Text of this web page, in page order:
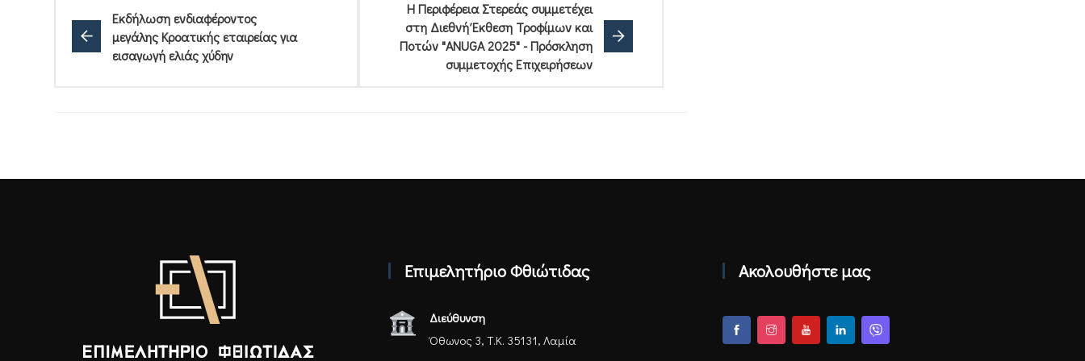
Εκδήλωση ενδιαφέροντος
μεγάλης Κροατικής εταιρείας για
εισαγωγή ελιάς χύδην
Η Περιφέρεια Στερεάς συμμετέχει
στη Διεθνή Έκθεση Τροφίμων και
Ποτών "ANUGA 2025" - Πρόσκληση
συμμετοχής Επιχειρήσεων
Επιμελητήριο Φθιώτιδας
Διεύθυνση
Όθωνος 3, Τ.Κ. 35131, Λαμία
Ακολουθήστε μας